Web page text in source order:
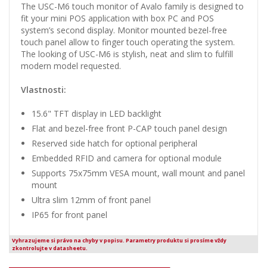
The USC-M6 touch monitor of Avalo family is designed to
fit your mini POS application with box PC and POS
system’s second display. Monitor mounted bezel-free
touch panel allow to finger touch operating the system.
The looking of USC-M6 is stylish, neat and slim to fulfill
modern model requested.
Vlastnosti:
15.6" TFT display in LED backlight
Flat and bezel-free front P-CAP touch panel design
Reserved side hatch for optional peripheral
Embedded RFID and camera for optional module
Supports 75x75mm VESA mount, wall mount and panel
mount
Ultra slim 12mm of front panel
IP65 for front panel
Vyhrazujeme si právo na chyby v popisu. Parametry produktu si prosíme vždy
zkontrolujte v datasheetu.